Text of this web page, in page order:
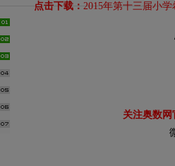
点击下载： 2015年第十三届小
关注奥数